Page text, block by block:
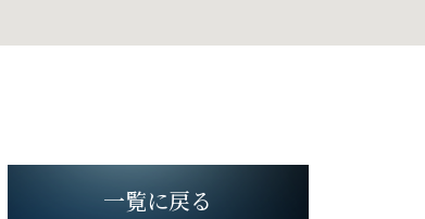
一覧に戻る